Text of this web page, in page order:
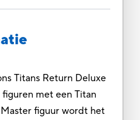
Titans Return Deluxe
met een Titan
figuur wordt het